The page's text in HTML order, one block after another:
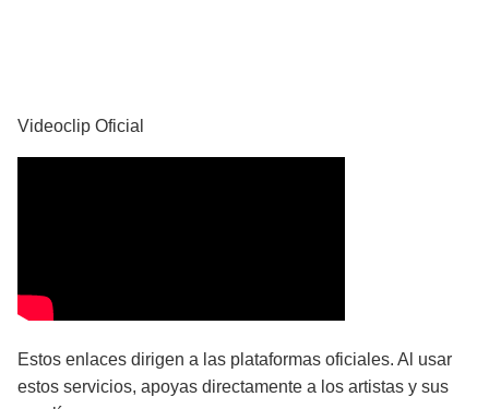
Videoclip Oficial
Estos enlaces dirigen a las plataformas oficiales. Al usar
estos servicios, apoyas directamente a los artistas y sus